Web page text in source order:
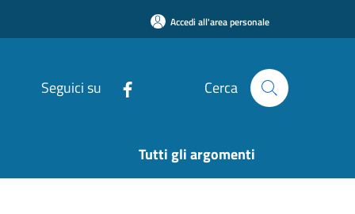
Accedi all'area personale
Seguici su Cerca
Tutti gli argomenti